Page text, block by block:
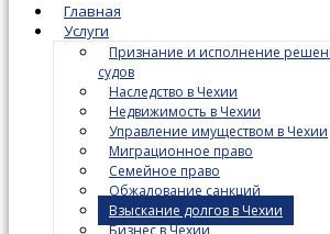
Главная
Услуги
Признание и исполнение
судов
Наследство в Чехии
Недвижимость в Чехии
Управление имуществом в Чехии
Миграционное право
Семейное право
Обжалование санкций
Взыскание долгов в Чехии